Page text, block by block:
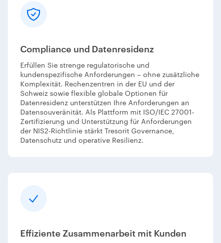
Compliance und Datenresidenz
Erfüllen Sie strenge regulatorische und
kundenspezifische Anforderungen – ohne zusätzliche
Komplexität. Rechenzentren in der EU und der
Schweiz sowie flexible globale Optionen für
Datenresidenz unterstützen Ihre Anforderungen an
Datensouveränität. Als Plattform mit ISO/IEC 27001-
Zertifizierung und Unterstützung für Anforderungen
der NIS2-Richtlinie stärkt Tresorit Governance,
Datenschutz und operative Resilienz.
Effiziente Zusammenarbeit mit Kunden